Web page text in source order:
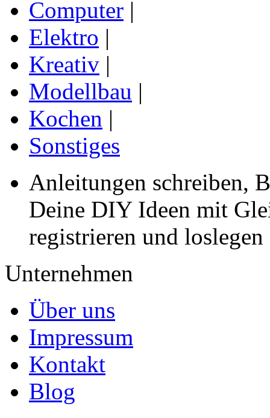
Computer |
Elektro |
Kreativ |
Modellbau |
Kochen |
Sonstiges
Anleitungen schreiben,
Deine DIY Ideen mit
registrieren und loslegen
Unternehmen
Über uns
Impressum
Kontakt
Blog